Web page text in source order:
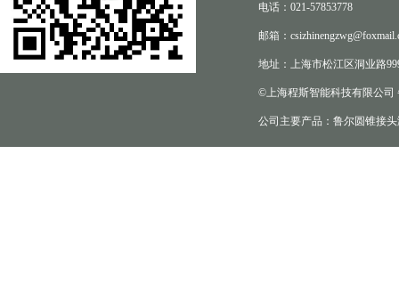
电话：021-57853778
邮箱：
地址：上海市松江区洞业路
©上海程斯智能科技有限公司
公司主要产品：鲁尔圆锥接